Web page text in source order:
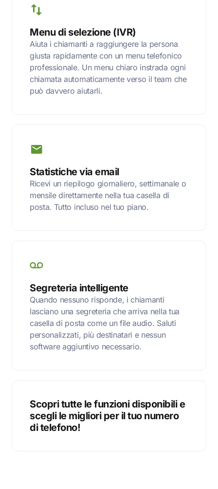
Menu di selezione (IVR)
Aiuta i chiamanti a raggiungere la persona
giusta rapidamente con un menu telefonico
professionale. Un menu chiaro instrada ogni
chiamata automaticamente verso il team che
può davvero aiutarli.
Statistiche via email
Ricevi un riepilogo giornaliero, settimanale o
mensile direttamente nella tua casella di
posta. Tutto incluso nel tuo piano.
Segreteria intelligente
Quando nessuno risponde, i chiamanti
lasciano una segreteria che arriva nella tua
casella di posta come un file audio. Saluti
personalizzati, più destinatari e nessun
software aggiuntivo necessario.
Scopri tutte le funzioni disponibili e
scegli le migliori per il tuo numero
di telefono!